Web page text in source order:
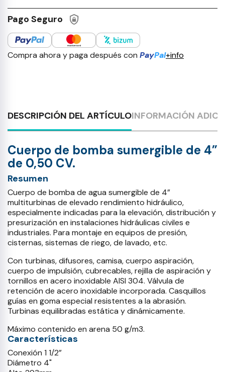
Pago Seguro
Compra ahora y paga después con PayPal+info
DESCRIPCIÓN DEL ARTÍCULOINFORMACIÓN
Cuerpo de bomba sumergible de 4”
de 0,50 CV.
Resumen
Cuerpo de bomba de agua sumergible de 4”
multiturbinas de elevado rendimiento hidráulico,
especialmente indicadas para la elevación, distribución y
presurización en instalaciones hidráulicas civiles e
industriales. Para montaje en equipos de presión,
cisternas, sistemas de riego, de lavado, etc.
Con turbinas, difusores, camisa, cuerpo aspiración,
cuerpo de impulsión, cubrecables, rejilla de aspiración y
tornillos en acero inoxidable AISI 304. Válvula de
retención de acero inoxidable incorporada. Casquillos
guías en goma especial resistentes a la abrasión.
Turbinas equilibradas estática y dinámicamente.
Máximo contenido en arena 50 g/m3.
Características
Conexión 1 1/2”
Diámetro 4"